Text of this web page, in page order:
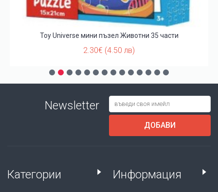
Toy Universe мини пъзел Животни 35 части
2.30€ (4.50 лв)
Newsletter
ДОБАВИ
Категории Информация